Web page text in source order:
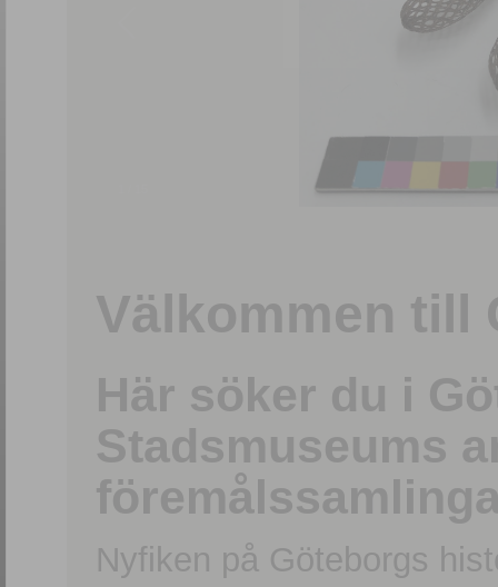
Välkommen till
Här söker du i
Stadsmuseums
Nyfiken på Göteborgs